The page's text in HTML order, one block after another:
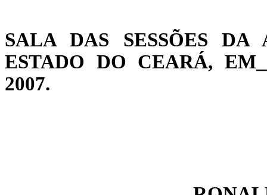
SALA DAS SESSÕES DA
ESTADO DO CEARÁ,
2007.